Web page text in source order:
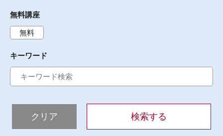
無料講座
無料
キーワード
クリア 検索する